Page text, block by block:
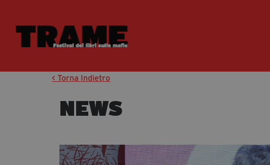
< Torna Indietro
NEWS